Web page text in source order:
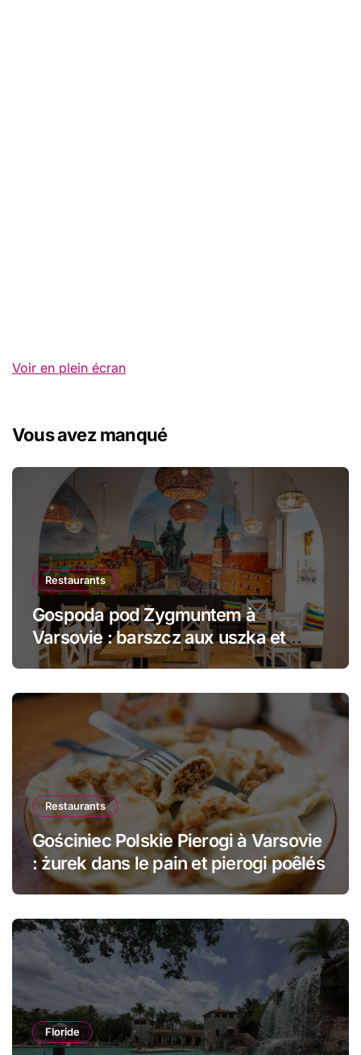
Voir en plein écran
Vous avez manqué
Restaurants
Gospoda pod Zygmuntem à
Varsovie : barszcz aux uszka et
pierogi face au Château Royal
Restaurants
Gościniec Polskie Pierogi à Varsovie
: żurek dans le pain et pierogi poêlés
Floride